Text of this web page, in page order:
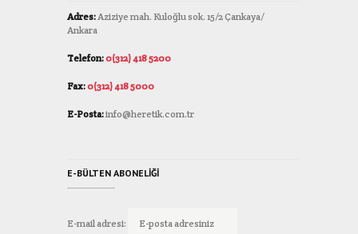
Adres: Aziziye mah. Kuloğlu sok. 15/2 Çankaya/
Ankara
Telefon:0(312) 418 5200
Fax:0(312) 418 5000
E-Posta:info@heretik.com.tr
E-BÜLTEN ABONELIĞI
E-mail adresi: